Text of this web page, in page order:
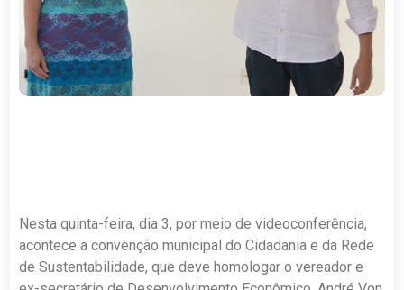
Nesta quinta-feira, dia 3, por meio de videoconferência,
acontece a convenção municipal do Cidadania e da Rede
de Sustentabilidade, que deve homologar o vereador e